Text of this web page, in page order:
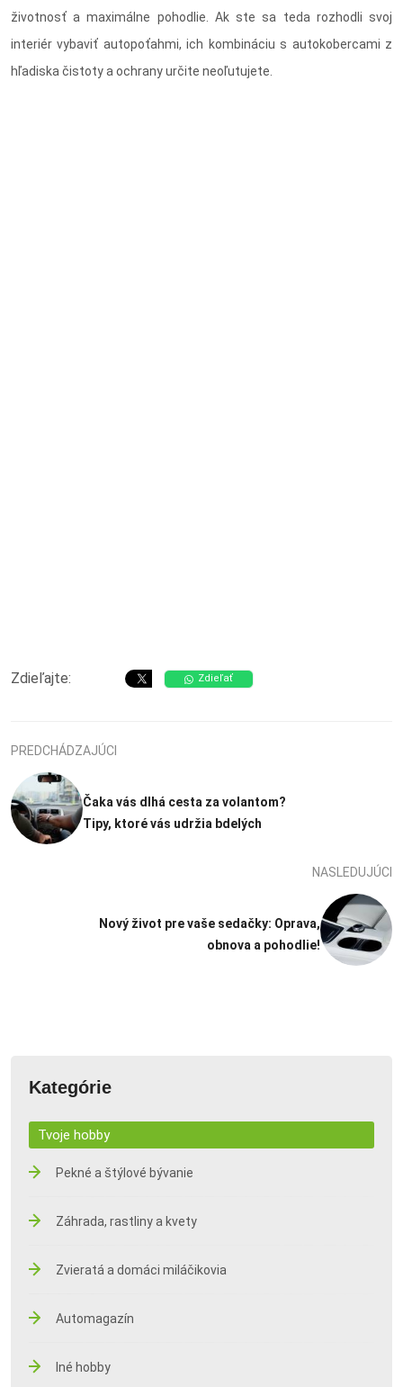
životnosť a maximálne pohodlie. Ak ste sa teda rozhodli svoj
interiér vybaviť autopoťahmi, ich kombináciu s autokobercami z
hľadiska čistoty a ochrany určite neoľutujete.
Zdieľajte: Zdieľať
PREDCHÁDZAJÚCI
Čaka vás dlhá cesta za volantom?
Tipy, ktoré vás udržia bdelých
NASLEDUJÚCI
Nový život pre vaše sedačky: Oprava,
obnova a pohodlie!
Kategórie
Tvoje hobby
Pekné a štýlové bývanie
Záhrada, rastliny a kvety
Zvieratá a domáci miláčikovia
Automagazín
Iné hobby